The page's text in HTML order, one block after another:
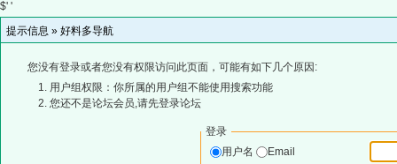
$' '
提示信息 » 好料多导航
您没有登录或者您没有权限访问此页面，可能有如下几个原因:
用户组权限：你所属的用户组不能使用搜索功能
您还不是论坛会员,请先登录论坛
登录
用户名
Email